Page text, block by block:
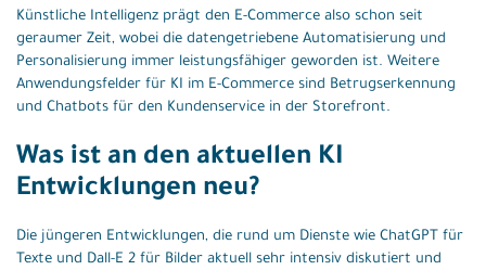
Künstliche Intelligenz prägt den E-Commerce also schon seit
geraumer Zeit, wobei die datengetriebene Automatisierung und
Personalisierung immer leistungsfähiger geworden ist. Weitere
Anwendungsfelder für KI im E-Commerce sind Betrugserkennung
und Chatbots für den Kundenservice in der Storefront.
Was ist an den aktuellen KI
Entwicklungen neu?
Die jüngeren Entwicklungen, die rund um Dienste wie ChatGPT für
Texte und Dall-E 2 für Bilder aktuell sehr intensiv diskutiert und